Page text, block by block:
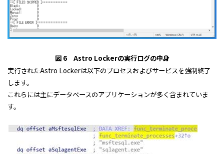
図 6 Astro Lockerの実行ログの中身
実行されたAstro Lockerは以下のプロセスおよびサービスを強制終了
します。
これらには主にデータベースのアプリケーションが多く含まれていま
す。